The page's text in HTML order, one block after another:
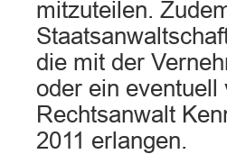
mitzuteilen.
die mit der
oder ein
Rechtsanwalt
2011 erlangen.